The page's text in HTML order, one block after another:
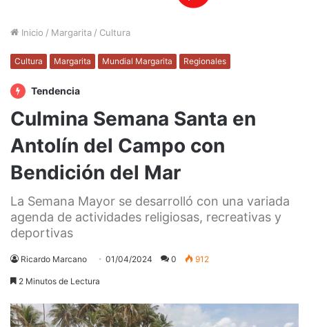
Inicio / Margarita / Cultura
Cultura Margarita Mundial Margarita Regionales
Tendencia
Culmina Semana Santa en
Antolín del Campo con
Bendición del Mar
La Semana Mayor se desarrolló con una variada
agenda de actividades religiosas, recreativas y
deportivas
Ricardo Marcano 01/04/2024 0 912
2 Minutos de Lectura